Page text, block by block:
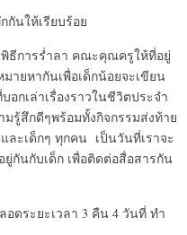
กันให้เรียบร้อย
ธีการร่ำลา คณะคุณครูให้ที่อยู่
ายหากันเพื่อเด็กน้อยจะเขียน
กเล่าเรื่องราวในชีวิตประจำ
รู้สึกดีๆพร้อมทั้งกิจกรรมส่งท้าย
ะเด็กๆ ทุกคน เป็นวันที่เราจะ
กันกับเด็ก เพื่อติดต่อสื่อสารกัน
ดระยะเวลา 3 คืน 4 วันที่ ทำ